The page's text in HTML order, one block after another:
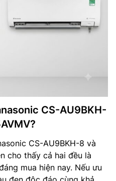
CS-AU9BKH-
CS-AU9BKH-8 và
cho thấy cả hai đều là
mua hiện nay. Nếu ưu